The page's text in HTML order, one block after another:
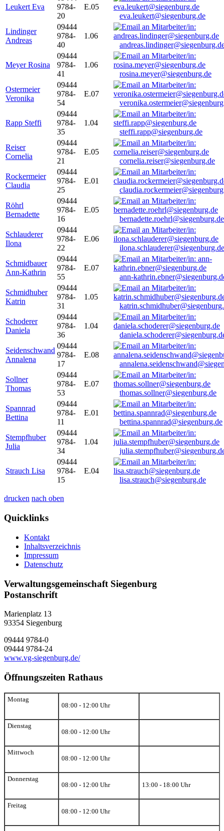
Leukert Eva
9784-
20
E.05
eva.leukert@siegenburg.de
Lindinger
Andreas
09444
9784-
40
1.06
Meyer Rosina
09444
9784-
41
1.06
rosina.meyer@siegenburg.de
Ostermeier
Veronika
09444
9784-
54
E.07
Rapp Steffi
09444
9784-
35
1.04
steffi.rapp@siegenburg.de
Reiser
Cornelia
09444
9784-
21
E.05
cornelia.reiser@siegenburg.de
Rockermeier
Claudia
09444
9784-
25
E.01
Röhrl
Bernadette
09444
9784-
16
E.05
bernadette.roehrl@siegenburg.de
Schlauderer
Ilona
09444
9784-
22
E.06
ilona.schlauderer@siegenburg.de
Schmidbauer
Ann-Kathrin
09444
9784-
55
E.07
ann-
Schmidhuber
Katrin
09444
9784-
31
1.05
Schoderer
Daniela
09444
9784-
36
1.04
Seidenschwand
Annalena
09444
9784-
17
E.08
Sollner
Thomas
09444
9784-
53
E.07
thomas.sollner@siegenburg.de
Spannrad
Bettina
09444
9784-
11
E.01
bettina.spannrad@siegenburg.de
Stempfhuber
Julia
09444
9784-
34
1.04
Strauch Lisa
09444
9784-
15
E.04
lisa.strauch@siegenburg.de
drucken nach oben
Quicklinks
Kontakt
Inhaltsverzeichnis
Impressum
Datenschutz
Verwaltungsgemeinschaft Siegenburg
Postanschrift
Marienplatz 13
93354 Siegenburg
09444 9784-0
09444 9784-24
www.vg-siegenburg.de/
Öffnungszeiten Rathaus
Montag
08:00 - 12:00 Uhr
Dienstag
08:00 - 12:00 Uhr
Mittwoch
08:00 - 12:00 Uhr
Donnerstag
08:00 - 12:00 Uhr
13:00 - 18:00 Uhr
Freitag
08:00 - 12:00 Uhr